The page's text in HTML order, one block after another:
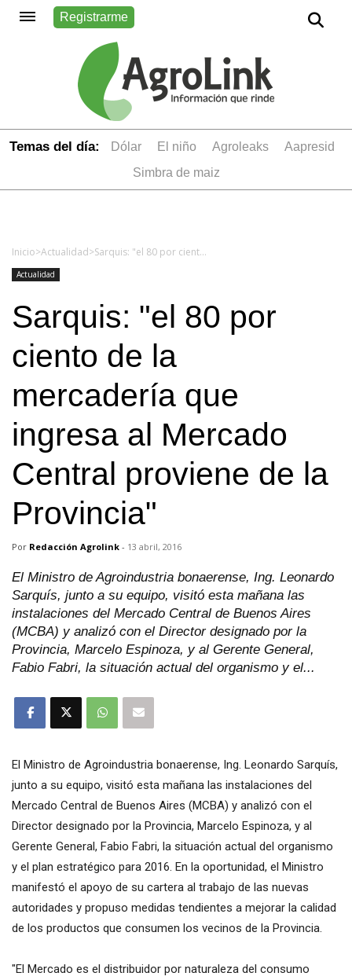
Registrarme
Temas del día: dólar el niño Agroleaks
aapresid
simbra de maiz
Inicio>Actualidad> Sarquis: "el 80 por ciento de la mercadería que ingresa al Mercado Central proviene de la Provincia"
Actualidad
Sarquis: "el 80 por
ciento de la
mercadería que
ingresa al Mercado
Central proviene de la
Provincia"
Por Redacción Agrolink - 13 abril, 2016
El Ministro de Agroindustria bonaerense, Ing. Leonardo
Sarquís, junto a su equipo, visitó esta mañana las
instalaciones del Mercado Central de Buenos Aires
(MCBA) y analizó con el Director designado por la
Provincia, Marcelo Espinoza, y al Gerente General,
Fabio Fabri, la situación actual del organismo y el...
El Ministro de Agroindustria bonaerense, Ing. Leonardo Sarquís,
junto a su equipo, visitó esta mañana las instalaciones del
Mercado Central de Buenos Aires (MCBA) y analizó con el
Director designado por la Provincia, Marcelo Espinoza, y al
Gerente General, Fabio Fabri, la situación actual del organismo
y el plan estratégico para 2016. En la oportunidad, el Ministro
manifestó el apoyo de su cartera al trabajo de las nuevas
autoridades y propuso medidas tendientes a mejorar la calidad
de los productos que consumen los vecinos de la Provincia.
"El Mercado es el distribuidor por naturaleza del consumo